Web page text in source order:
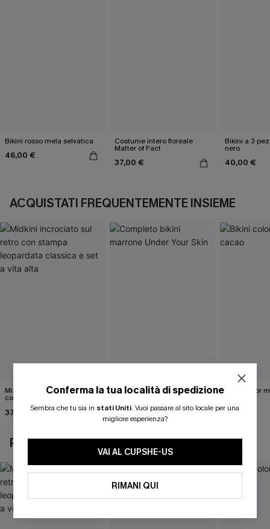
Bikini rosso mela selvatica
46,00 €
Costume intero floreale
Matter of Fact
37,00 €
Bikini a 3
nero
40,00 €
ACQUISTATI FREQUENTEMENTE INSIEME
Midkini incrociato sul retro
con stampa leopardata
classica e set a vita alta
37,00 €
Completo bikini marrone
40,00 €
Bikini color
40,00 €
POTREBBE INTERESSARTI ANCHE
Conferma la tua località di spedizione
Sembra che tu sia in stati Uniti. Vuoi passare al sito locale per una
migliore esperienza?
VAI AL CUPSHE-US
RIMANI QUI